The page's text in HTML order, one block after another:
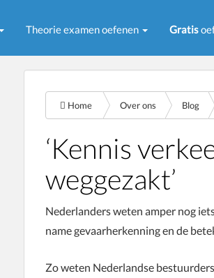
Theorie examen oefenen Gratis
Home Over ons Blog
‘Kennis
weggezakt’
Nederlanders weten amper nog
name gevaarherkenning en de
Zo weten Nederlandse